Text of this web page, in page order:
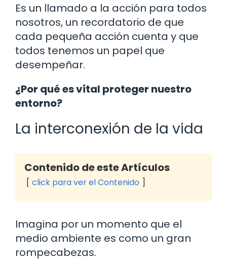
Es un llamado a la acción para todos
nosotros, un recordatorio de que
cada pequeña acción cuenta y que
todos tenemos un papel que
desempeñar.
¿Por qué es vital proteger nuestro
entorno?
La interconexión de la vida
Contenido de este Artículos
click para ver el Contenido
Imagina por un momento que el
medio ambiente es como un gran
rompecabezas.